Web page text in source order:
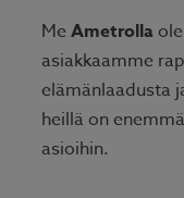
Me Ametrolla
asiakkaamme
elämänlaadusta
heillä on
asioihin.